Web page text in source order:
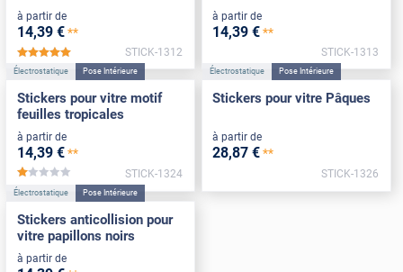
à partir de
14,39 € **
*****
STICK-1312
à partir de
14,39 €**
STICK-1313
Électrostatique Pose Intérieure
Stickers pour vitre motif
feuilles tropicales
à partir de
14,39 € **
*****
STICK-1324
Électrostatique Pose Intérieure
Stickers pour vitre Pâques
à partir de
28,87 €**
STICK-1326
Électrostatique Pose Intérieure
Stickers anticollision pour
vitre papillons noirs
à partir de